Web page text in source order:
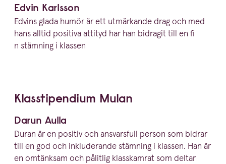
Edvin Karlsson
Edvins glada humör är ett utmärkande drag och med
hans alltid positiva attityd har han bidragit till en fi
n stämning i klassen
Klassti­pendium Mulan
Darun Aulla
Duran är en positiv och ansvarsfull person som bidrar
till en god och inklu­de­rande stämning i klassen. Han är
en omtänksam och pålitlig klasskamrat som deltar